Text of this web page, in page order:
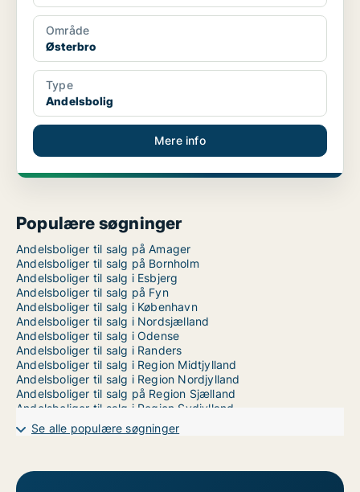
Område
Østerbro
Type
Andelsbolig
Mere info
Populære søgninger
Andelsboliger til salg på Amager
Andelsboliger til salg på Bornholm
Andelsboliger til salg i Esbjerg
Andelsboliger til salg på Fyn
Andelsboliger til salg i København
Andelsboliger til salg i Nordsjælland
Andelsboliger til salg i Odense
Andelsboliger til salg i Randers
Andelsboliger til salg i Region Midtjylland
Andelsboliger til salg i Region Nordjylland
Andelsboliger til salg på Region Sjælland
Andelsboliger til salg i Region Sydjylland
Andelsboliger til salg i Storkøbenhavn
Andelsboliger til salg i Trekantsområdet
Andelsboliger til salg i Århus
Se alle populære søgninger